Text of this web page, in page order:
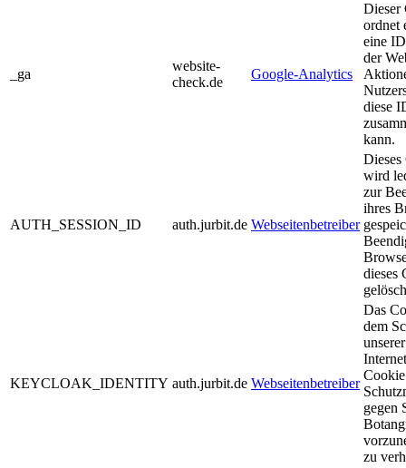
_ga
website-
check.de
Google-Analytics
Dieser
ordnet
eine
der
diese
kann.
AUTH_SESSION_ID auth.jurbit.de Webseitenbetreiber
wird
zur
ihres
dieses
KEYCLOAK_IDENTITY auth.jurbit.de Webseitenbetreiber
Das
dem
unserer
gegen
zu